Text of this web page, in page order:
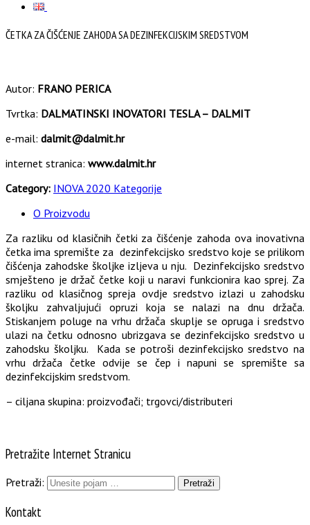
ČETKA ZA ČIŠĆENJE ZAHODA SA DEZINFEKCIJSKIM SREDSTVOM
Autor: FRANO PERICA
Tvrtka: DALMATINSKI INOVATORI TESLA – DALMIT
e-mail: dalmit@dalmit.hr
internet stranica: www.dalmit.hr
Category: INOVA 2020 Kategorije
O Proizvodu
Za razliku od klasičnih četki za čišćenje zahoda ova inovativna
četka ima spremište za dezinfekcijsko sredstvo koje se prilikom
čišćenja zahodske školjke izljeva u nju. Dezinfekcijsko sredstvo
smješteno je držač četke koji u naravi funkcionira kao sprej. Za
razliku od klasičnog spreja ovdje sredstvo izlazi u zahodsku
školjku zahvaljujući opruzi koja se nalazi na dnu držača.
Stiskanjem poluge na vrhu držača skuplje se opruga i sredstvo
ulazi na četku odnosno ubrizgava se dezinfekcijsko sredstvo u
zahodsku školjku. Kada se potroši dezinfekcijsko sredstvo na
vrhu držača četke odvije se čep i napuni se spremište sa
dezinfekcijskim sredstvom.
– ciljana skupina: proizvođači; trgovci/distributeri
Pretražite Internet Stranicu
Pretraži:
Kontakt